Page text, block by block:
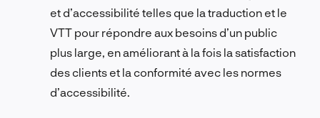
et d’accessibilité telles que la traduction et le
VTT pour répondre aux besoins d’un public
plus large, en améliorant à la fois la satisfaction
des clients et la conformité avec les normes
d’accessibilité.